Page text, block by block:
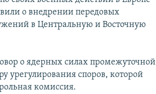
о внедрении передовых
в Центральную и Восточную
о ядерных силах промежуточной
урегулирования споров, которой
комиссия.